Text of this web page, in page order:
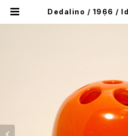
Dedalino / 1966 /